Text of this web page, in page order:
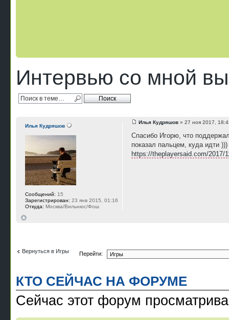
Интервью со мной
Илья Кудряшов» 27 ноя 2017,
Спасибо Игорю, что
показал пальцем, куда идти )))
https://theplayersaid.com/2017/
Илья Кудряшов
Сообщений: 15
Зарегистрирован: 23 янв 2015, 01:16
Откуда: Москва/Вильнюс/Фош
Вернуться в Игры Перейти:
КТО СЕЙЧАС НА ФОРУМЕ
Сейчас этот форум